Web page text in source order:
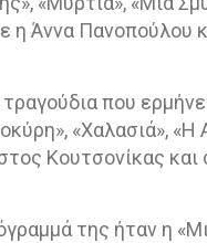
η Άννα Πανοπούλου
που
«Χαλασιά», «Η
Κουτσονίκας
της ήταν η